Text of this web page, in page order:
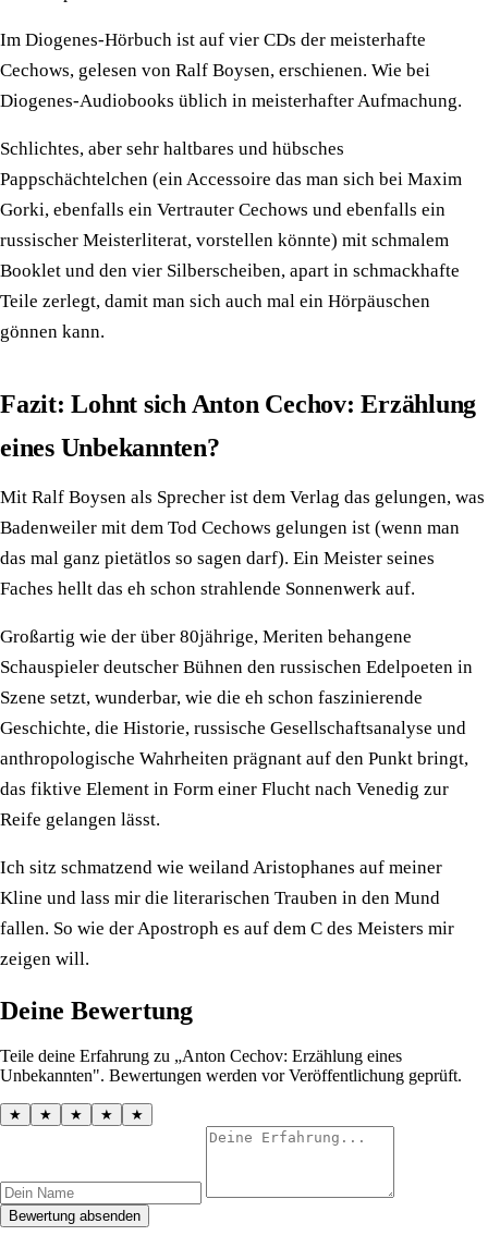
Im Diogenes-Hörbuch ist auf vier CDs der meisterhafte
Cechows, gelesen von Ralf Boysen, erschienen. Wie bei
Diogenes-Audiobooks üblich in meisterhafter Aufmachung.
Schlichtes, aber sehr haltbares und hübsches
Pappschächtelchen (ein Accessoire das man sich bei Maxim
Gorki, ebenfalls ein Vertrauter Cechows und ebenfalls ein
russischer Meisterliterat, vorstellen könnte) mit schmalem
Booklet und den vier Silberscheiben, apart in schmackhafte
Teile zerlegt, damit man sich auch mal ein Hörpäuschen
gönnen kann.
Fazit: Lohnt sich Anton Cechov: Erzählung
eines Unbekannten?
Mit Ralf Boysen als Sprecher ist dem Verlag das gelungen, was
Badenweiler mit dem Tod Cechows gelungen ist (wenn man
das mal ganz pietätlos so sagen darf). Ein Meister seines
Faches hellt das eh schon strahlende Sonnenwerk auf.
Großartig wie der über 80jährige, Meriten behangene
Schauspieler deutscher Bühnen den russischen Edelpoeten in
Szene setzt, wunderbar, wie die eh schon faszinierende
Geschichte, die Historie, russische Gesellschaftsanalyse und
anthropologische Wahrheiten prägnant auf den Punkt bringt,
das fiktive Element in Form einer Flucht nach Venedig zur
Reife gelangen lässt.
Ich sitz schmatzend wie weiland Aristophanes auf meiner
Kline und lass mir die literarischen Trauben in den Mund
fallen. So wie der Apostroph es auf dem C des Meisters mir
zeigen will.
Deine Bewertung
Teile deine Erfahrung zu „Anton Cechov: Erzählung eines
Unbekannten". Bewertungen werden vor Veröffentlichung geprüft.
★ ★ ★ ★ ★
Bewertung absenden